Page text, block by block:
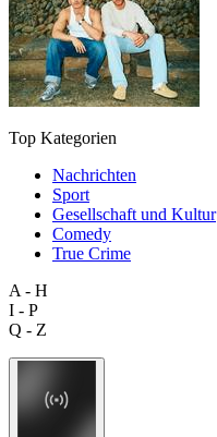
Top Kategorien
Nachrichten
Sport
Gesellschaft und Kultur
Comedy
True Crime
A - H
I - P
Q - Z